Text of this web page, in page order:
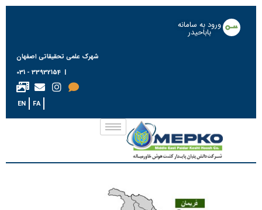
ورود به سامانه
باباحیدر
شهرک علمی تحقیقاتی اصفهان
| 33932154 - 031
FA
EN